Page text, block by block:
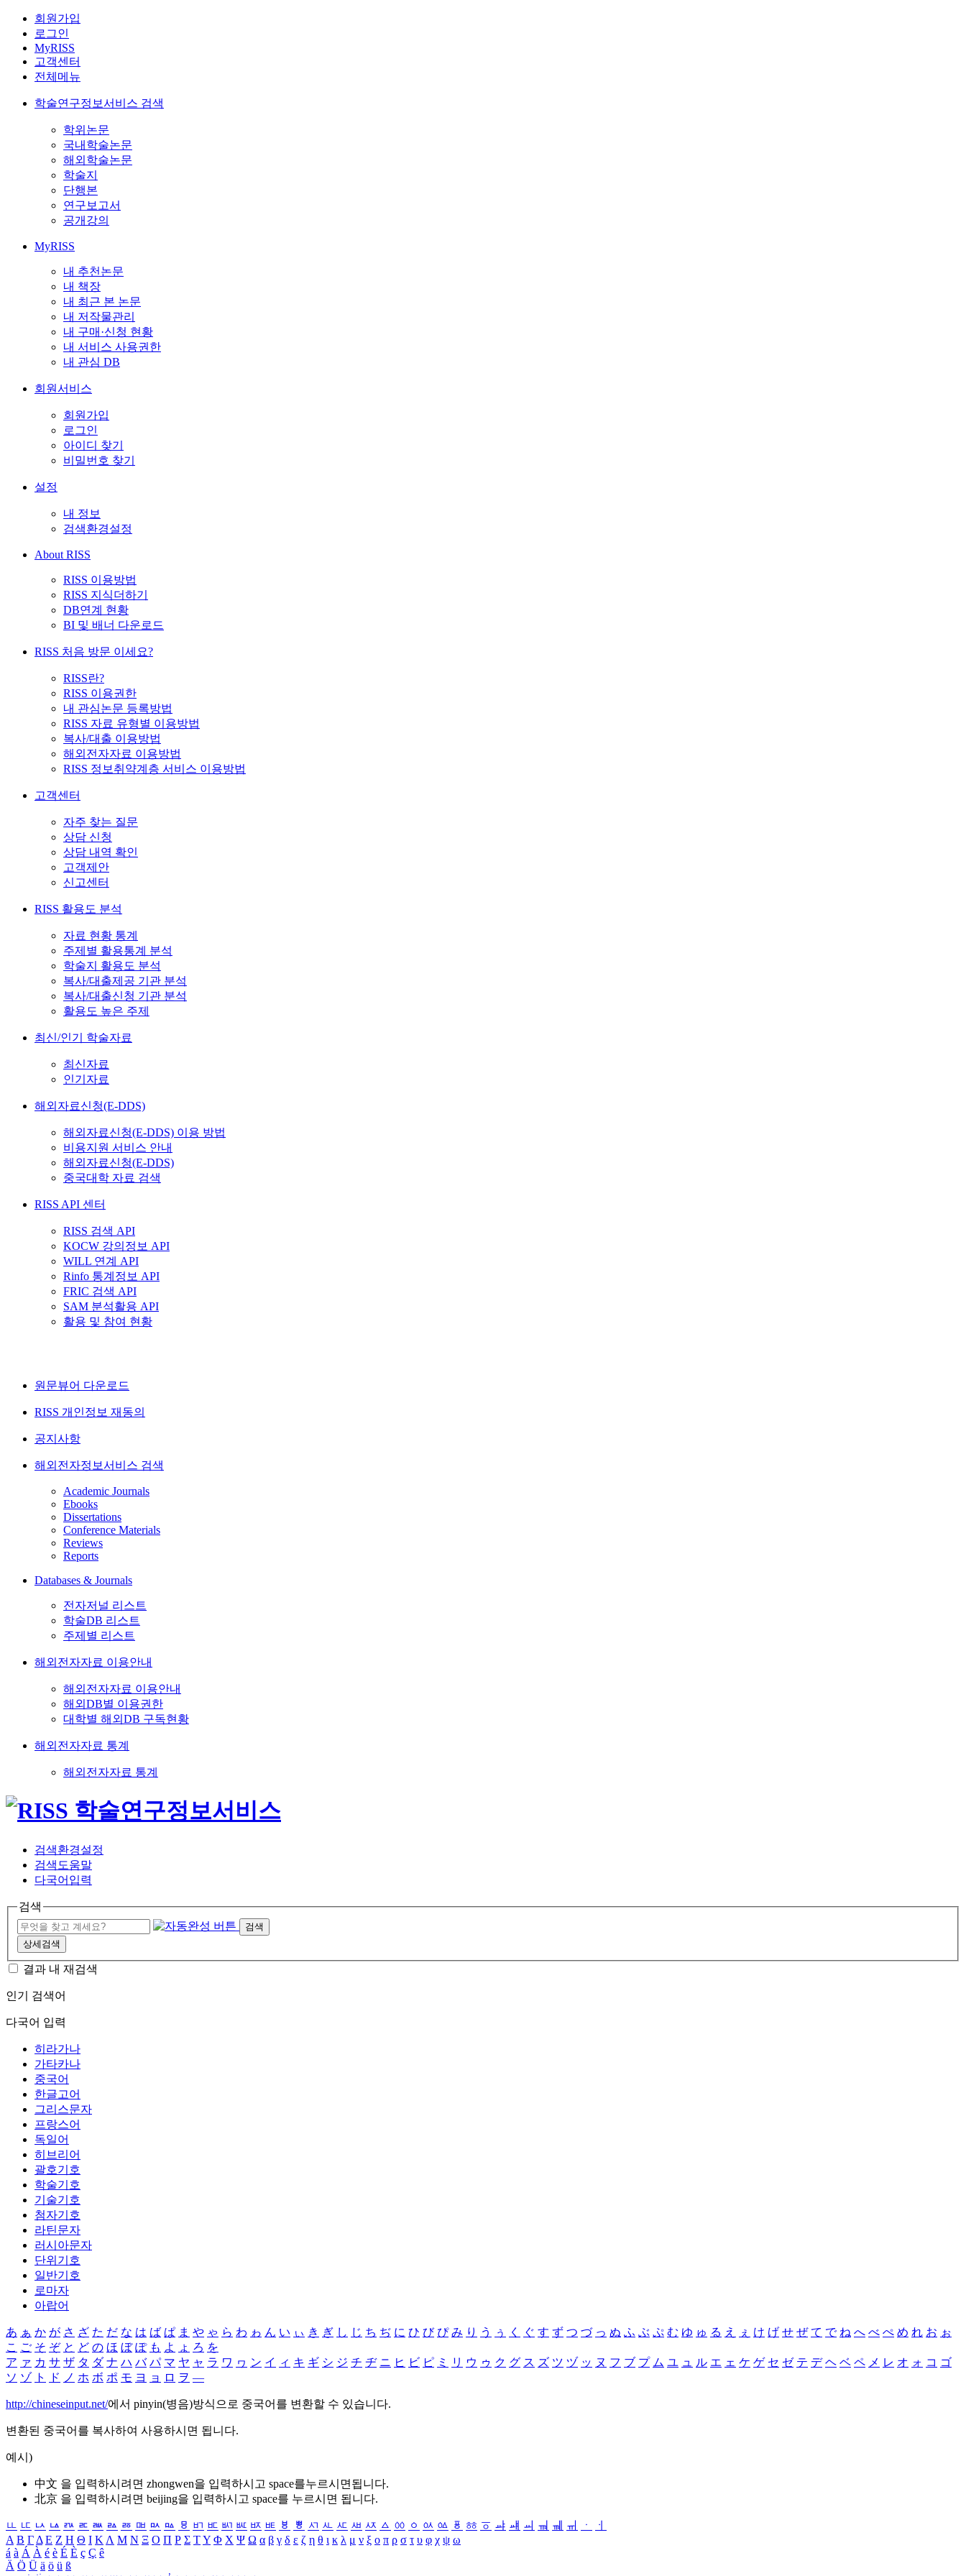
회원가입
로그인
MyRISS
고객센터
전체메뉴
학술연구정보서비스 검색
학위논문
국내학술논문
해외학술논문
학술지
단행본
연구보고서
공개강의
MyRISS
내 추천논문
내 책장
내 최근 본 논문
내 저작물관리
내 구매·신청 현황
내 서비스 사용권한
내 관심 DB
회원서비스
회원가입
로그인
아이디 찾기
비밀번호 찾기
설정
내 정보
검색환경설정
About RISS
RISS 이용방법
RISS 지식더하기
DB연계 현황
BI 및 배너 다운로드
RISS 처음 방문 이세요?
RISS란?
RISS 이용권한
내 관심논문 등록방법
RISS 자료 유형별 이용방법
복사/대출 이용방법
해외전자자료 이용방법
RISS 정보취약계층 서비스 이용방법
고객센터
자주 찾는 질문
상담 신청
상담 내역 확인
고객제안
신고센터
RISS 활용도 분석
자료 현황 통계
주제별 활용통계 분석
학술지 활용도 분석
복사/대출제공 기관 분석
복사/대출신청 기관 분석
활용도 높은 주제
최신/인기 학술자료
최신자료
인기자료
해외자료신청(E-DDS)
해외자료신청(E-DDS) 이용 방법
비용지원 서비스 안내
해외자료신청(E-DDS)
중국대학 자료 검색
RISS API 센터
RISS 검색 API
KOCW 강의정보 API
WILL 연계 API
Rinfo 통계정보 API
FRIC 검색 API
SAM 분석활용 API
활용 및 참여 현황
원문뷰어 다운로드
RISS 개인정보 재동의
공지사항
해외전자정보서비스 검색
Academic Journals
Ebooks
Dissertations
Conference Materials
Reviews
Reports
Databases & Journals
전자저널 리스트
학술DB 리스트
주제별 리스트
해외전자자료 이용안내
해외전자자료 이용안내
해외DB별 이용권한
대학별 해외DB 구독현황
해외전자자료 통계
해외전자자료 통계
검색환경설정
검색도움말
다국어입력
검색
검색
상세검색
결과 내 재검색
인기 검색어
다국어 입력
히라가나
가타카나
중국어
한글고어
그리스문자
프랑스어
독일어
히브리어
괄호기호
학술기호
기술기호
첨자기호
라틴문자
러시아문자
단위기호
일반기호
로마자
아랍어
あ ぁ か が さ ざ た だ な は ば ぱ ま や ゃ ら わ ゎ ん い ぃ き ぎ し じ ち ぢ に ひ び ぴ み り う ぅ く ぐ す ず つ づ っ ぬ ふ ぶ ぷ む ゆ ゅ る え ぇ け げ せ ぜ て で ね へ べ ぺ め れ お ぉ
こ ご そ ぞ と ど の ほ ぼ ぽ も よ ょ ろ を
ア ァ カ サ ザ タ ダ ナ ハ バ パ マ ヤ ャ ラ ワ ヮ ン イ ィ キ ギ シ ジ チ ヂ ニ ヒ ビ ピ ミ リ ウ ゥ ク グ ス ズ ツ ヅ ッ ヌ フ ブ プ ム ユ ュ ル エ ェ ケ ゲ セ ゼ テ デ ヘ ベ ペ メ レ オ ォ コ ゴ
ソ ゾ ト ド ノ ホ ボ ポ モ ヨ ョ ロ ヲ ―
http://chineseinput.net/에서 pinyin(병음)방식으로 중국어를 변환할 수 있습니다.
변환된 중국어를 복사하여 사용하시면 됩니다.
예시)
中文 을 입력하시려면 zhongwen을 입력하시고 space를누르시면됩니다.
北京 을 입력하시려면 beijing을 입력하시고 space를 누르시면 됩니다.
ㅥ ㅦ ㅧ ㅨ ㅩ ㅪ ㅫ ㅬ ㅭ ㅮ ㅯ ㅰ ㅱ ㅲ ㅳ ㅴ ㅵ ㅶ ㅷ ㅸ ㅹ ㅺ ㅻ ㅼ ㅽ ㅾ ㅿ ㆀ ㆁ ㆂ ㆃ ㆄ ㆅ ㆆ ㆇ ㆈ ㆉ ㆊ ㆋ ㆌ ㆍ
ㆎ
Α Β ΓΔ Ε Ζ Η Θ Ι ΚΛ Μ Ν Ξ Ο Π Ρ Σ ΤΥ Φ Χ Ψ Ω α β γ δ ε ζ η θ ι κ λ μ ν ξ ο π ρ σ τ υ φ χ ψ ω
á à Á À é è É È ç Ç ê
Ä Ö Ü ä ö ü ß